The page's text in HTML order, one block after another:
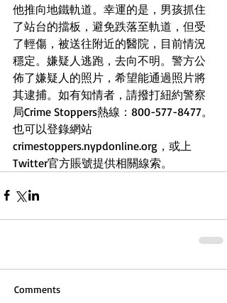
他推向地鐵軌道。幸運的是，男孩抓住
了站台的擋板，避免跌落至軌道，但受
了輕傷，被送往附近的醫院，目前情況
穩定。嫌疑人逃跑，去向不明。警方公
佈了嫌疑人的照片，希望能通過照片將
其逮捕。如有知情者，請撥打紐約警察
局Crime Stoppers熱線：800-577-8477。
也可以登錄網站
crimestoppers.nypdonline.org，或上
Twitter官方賬號提供相關線索。
Comments